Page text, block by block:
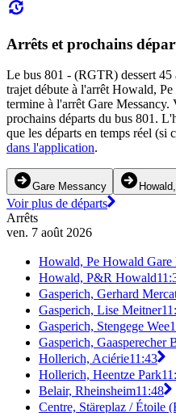
Arrêts et prochains
Le bus 801 - (RGTR) dessert
trajet débute à l'arrêt Howald,
termine à l'arrêt Gare Messancy.
prochains départs du bus 801.
que les départs en temps réel (si
dans l'application.
Gare Messancy
Voir plus de départs
Arrêts
ven. 7 août 2026
Howald, Pe Howald Gare
Howald, P&R Howald
Gasperich, Gerhard
Gasperich, Lise Meitner
Gasperich, Stengege Wee
Gasperich, Gaasperecher
Hollerich, Aciérie11:43
Hollerich, Heentze Park
Belair, Rheinsheim11:48
Centre, Stäreplaz / Étoile